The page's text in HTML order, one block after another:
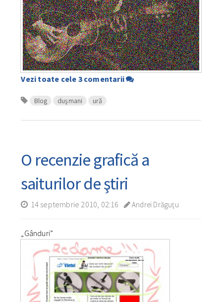
Vezi toate cele 3 comentarii
Blog duşmani ură
O recenzie grafică a
saiturilor de ştiri
14 septembrie 2010, 02:16 Andrei Drăguţu
„Gânduri”